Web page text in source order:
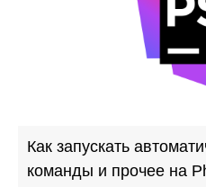
Как запускать
команды и прочее на